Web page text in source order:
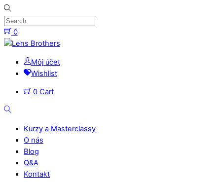
Skip
to
content
0
Menu
Môj účet
Wishlist
0 Cart
Search
Kurzy a Masterclassy
O nás
Blog
Q&A
Kontakt